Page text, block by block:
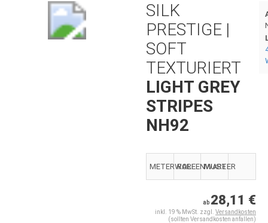
SILK
PRESTIGE |
SOFT
TEXTURIERT
LIGHT GREY
STRIPES
NH92
METERWAREROLLENWARE
MUSTER
ab 28,11 €
inkl. 19 % MwSt. zzgl. Versandkosten
(sollten Versandkosten anfallen)